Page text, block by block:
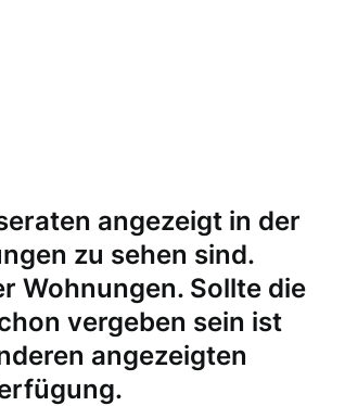
angezeigt in der
zu sehen sind.
Wohnungen. Sollte die
vergeben sein ist
angezeigten